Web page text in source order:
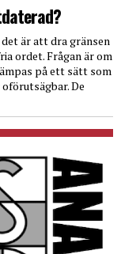
är att dra gränsen
ordet. Frågan är om
på ett sätt som
De